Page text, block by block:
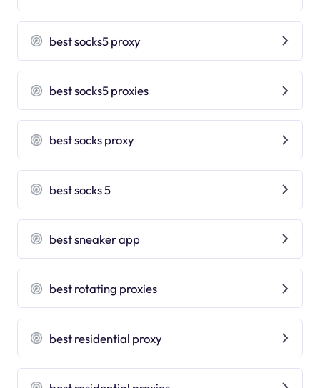
best socks5 proxy
best socks5 proxies
best socks proxy
best socks 5
best sneaker app
best rotating proxies
best residential proxy